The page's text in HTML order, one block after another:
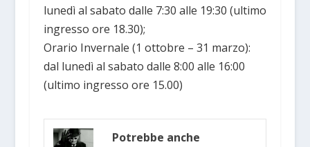
lunedì al sabato dalle 7:30 alle 19:30 (ultimo
ingresso ore 18.30);
Orario Invernale (1 ottobre – 31 marzo):
dal lunedì al sabato dalle 8:00 alle 16:00
(ultimo ingresso ore 15.00)
Potrebbe anche